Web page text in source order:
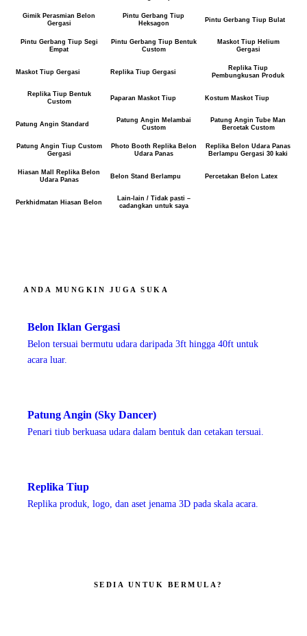
Gimik Perasmian Belon
Gergasi
Pintu Gerbang Tiup
Heksagon
Pintu Gerbang Tiup Bulat
Pintu Gerbang Tiup Segi
Empat
Pintu Gerbang Tiup Bentuk
Custom
Maskot Tiup Helium
Gergasi
Maskot Tiup Gergasi Replika Tiup Gergasi
Replika Tiup
Pembungkusan Produk
Replika Tiup Bentuk
Custom
Paparan Maskot Tiup Kostum Maskot Tiup
Patung Angin Standard
Patung Angin Melambai
Custom
Patung Angin Tube Man
Bercetak Custom
Patung Angin Tiup Custom
Gergasi
Photo Booth Replika Belon
Udara Panas
Replika Belon Udara Panas
Berlampu Gergasi 30 kaki
Hiasan Mall Replika Belon
Udara Panas
Belon Stand Berlampu Percetakan Belon Latex
Perkhidmatan Hiasan Belon
Lain-lain / Tidak pasti –
cadangkan untuk saya
ANDA MUNGKIN JUGA SUKA
Belon Iklan Gergasi
Belon tersuai bermutu udara daripada 3ft hingga 40ft untuk
acara luar.
Patung Angin (Sky Dancer)
Penari tiub berkuasa udara dalam bentuk dan cetakan tersuai.
Replika Tiup
Replika produk, logo, dan aset jenama 3D pada skala acara.
SEDIA UNTUK BERMULA?